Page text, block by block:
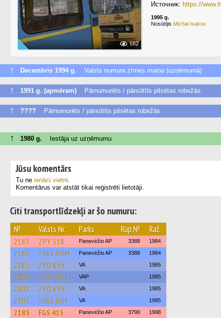
682
Источник: https://
1995 g.
Nosūtījis Michal Isakov
↑ Decembris 1994 g. Valsts numura zīmes maiņa (uzņēmumā)
↑ 1991 g. (apmēram) Pārnumurēts / pārsūtīts pilsētas robežās
↑ ???? Pārnumurēts / pārsūtīts pilsētas robežās
↑ 1980 g. Iestāja uz uzņēmumu
Jūsu komentārs
Tu ne ienāci vietni.
Komentārus var atstāt tikai reģistrēti lietotāji.
Citi transportlīdzekļi ar šo numuru:
№ Valsts Nr. Parks Rūp.№ Raž.
2185 ZPY 518 Panevėžio AP 3388 1984
2185 7085 ЛИМ Panevėžio AP 3388 1984
2185 ZVO 655 VA 1985
2302 0966 ЛИУ VAP 1985
2302 ZVO 655 VA 1985
2302 0966 ЛИУ VA 1985
2185 FGS 413 Panevėžio AP 3790 1998